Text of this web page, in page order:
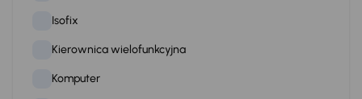
Isofix
Kierownica wielofunkcyjna
Komputer